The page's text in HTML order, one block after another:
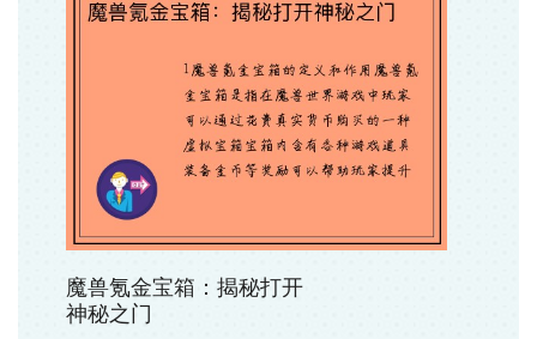
魔兽氪金宝箱：揭秘打开
神秘之门